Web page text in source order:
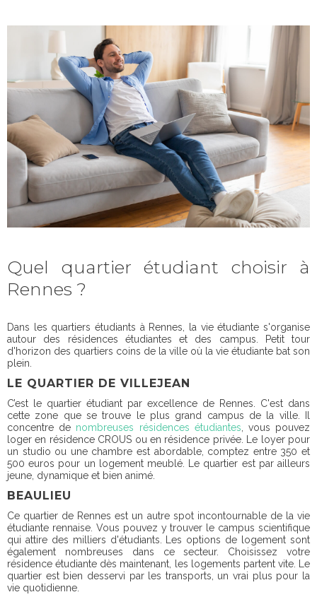
Quel quartier étudiant choisir à
Rennes ?
Dans les quartiers étudiants à Rennes, la vie étudiante s'organise
autour des résidences étudiantes et des campus. Petit tour
d'horizon des quartiers coins de la ville où la vie étudiante bat son
plein.
LE QUARTIER DE VILLEJEAN
C’est le quartier étudiant par excellence de Rennes. C'est dans
cette zone que se trouve le plus grand campus de la ville. Il
concentre de nombreuses résidences étudiantes , vous pouvez
loger en résidence CROUS ou en résidence privée. Le loyer pour
un studio ou une chambre est abordable, comptez entre 350 et
500 euros pour un logement meublé. Le quartier est par ailleurs
jeune, dynamique et bien animé.
BEAULIEU
Ce quartier de Rennes est un autre spot incontournable de la vie
étudiante rennaise. Vous pouvez y trouver le campus scientifique
qui attire des milliers d'étudiants. Les options de logement sont
également nombreuses dans ce secteur. Choisissez votre
résidence étudiante dès maintenant, les logements partent vite. Le
quartier est bien desservi par les transports, un vrai plus pour la
vie quotidienne.